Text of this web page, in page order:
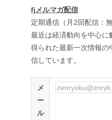
fjメルマガ配信
定期通信（月2回配信：無
最近は経済動向を中心に
得られた最新一次情報
信しています。
メ
ー
ル